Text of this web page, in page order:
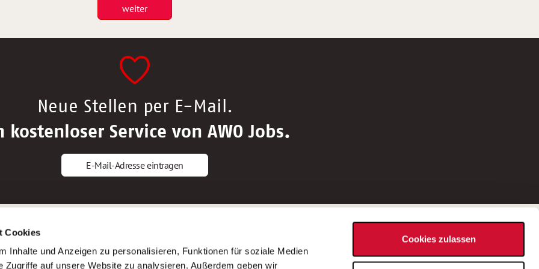
Cookies
Inhalte und Anzeigen zu personalisieren, Funktionen für soziale Medien
Zugriffe auf unsere Website zu analysieren. Außerdem geben wir
Cookies zulassen
weiter
Neue Stellen per E-Mail.
kostenloser Service von AWO Jobs.
E-Mail-Adresse eintragen
Altenpfleger*in
Krankenpfleger*in
AWO Gliederungen nach Bundesland
Stellenangebote nach Bundesländern